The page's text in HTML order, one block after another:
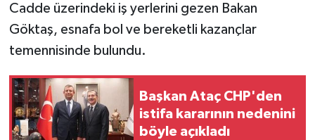
Cadde üzerindeki iş yerlerini gezen Bakan
Göktaş, esnafa bol ve bereketli kazançlar
temennisinde bulundu.
Başkan Ataç CHP'den
istifa kararının nedenini
böyle açıkladı